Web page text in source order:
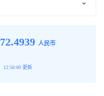
72.4939 人民币
12:50:00 更新